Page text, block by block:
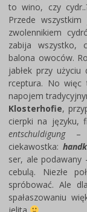
to wino, czy
Przede
zwolennikiem
zabija wszystko,
balona owoców.
jabłek przy
rceptura. No więc
napojem
Klosterhofie,
cierpki na języku,
entschuldigung–
ciekawostka:
ser, ale
cebulą. Niezłe
spróbować. Ale
spałaszowaniu